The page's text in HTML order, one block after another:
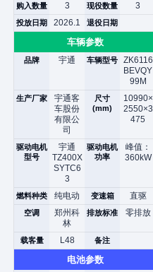
购入数量 3 现役数量 3
投放日期 2026.1 退役日期
车辆参数
品牌 宇通 车辆型号
ZK6116
BEVQY
99M
生产厂家
宇通客
车股份
有限公
司
尺寸
(mm)
10990×
2550×3
475
驱动电机
型号
宇通
TZ400X
SYTC6
3
驱动电机
功率
峰值：
360kW
燃料种类 纯电动 变速箱 直驱
空调
郑州科
林
排放标准 零排放
载客量 L48 备注
电池参数